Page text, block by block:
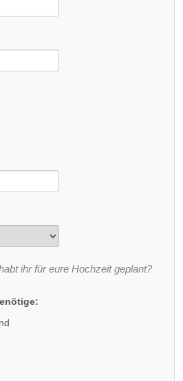
ihr für eure Hochzeit geplant?